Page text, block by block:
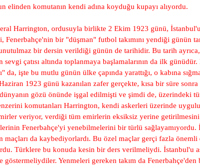
elinden komutanın kendi adına koyduğu kupayı alıyordu.
Harrington, ordusuyla birlikte 2 Ekim 1923 günü,
bir "düşman" futbol takımını yendiği günün
bir dersin verildiği günün de tarihidir. Bu tarih
çatısı altında toplanmaya başlamalarının da ilk
da, işte bu mutlu günün ülke çapında yarattığı, o kabına
1923 günü kazanılan zafer gerçekte, kısa bir süre
gözü önünde işgal edilmişti ve şimdi de, üzerindeki
komutanları Harrington, kendi askerleri üzerinde
veriyor, verdiği tüm emirlerin eksiksiz yerine
Fenerbahçe'yi yenebilmelerini bir türlü
maçları da kaybediyorlardı. Bu özel maçlar gerçi fazla
Türklere bu konuda kesin bir ders verilmeliydi. İstanbul'u
Yenmeleri gereken takım da